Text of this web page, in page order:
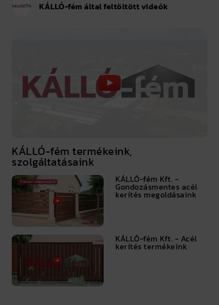
KÁLLÓ-fém által feltöltött videók
KÁLLÓ-fém termékeink,
szolgáltatásaink
KÁLLÓ-fém Kft. -
Gondozásmentes acél
kerítés megoldásaink
KÁLLÓ-fém Kft. - Acél
kerítés termékeink